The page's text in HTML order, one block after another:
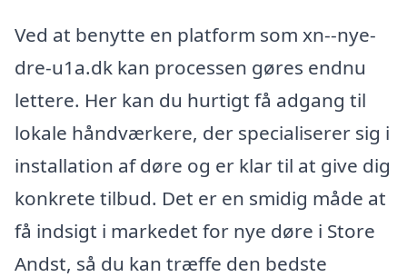
Ved at benytte en platform som xn--nye-
dre-u1a.dk kan processen gøres endnu
lettere. Her kan du hurtigt få adgang til
lokale håndværkere, der specialiserer sig i
installation af døre og er klar til at give dig
konkrete tilbud. Det er en smidig måde at
få indsigt i markedet for nye døre i Store
Andst, så du kan træffe den bedste